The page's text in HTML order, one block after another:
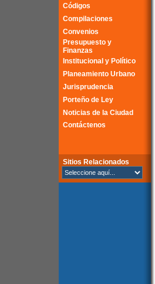
Códigos
Compilaciones
Convenios
Presupuesto y
Finanzas
Institucional y Político
Planeamiento Urbano
Jurisprudencia
Porteño de Ley
Noticias de la Ciudad
Contáctenos
Sitios Relacionados